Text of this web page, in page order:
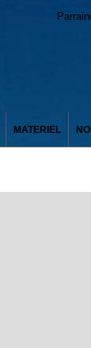
MATERIEL